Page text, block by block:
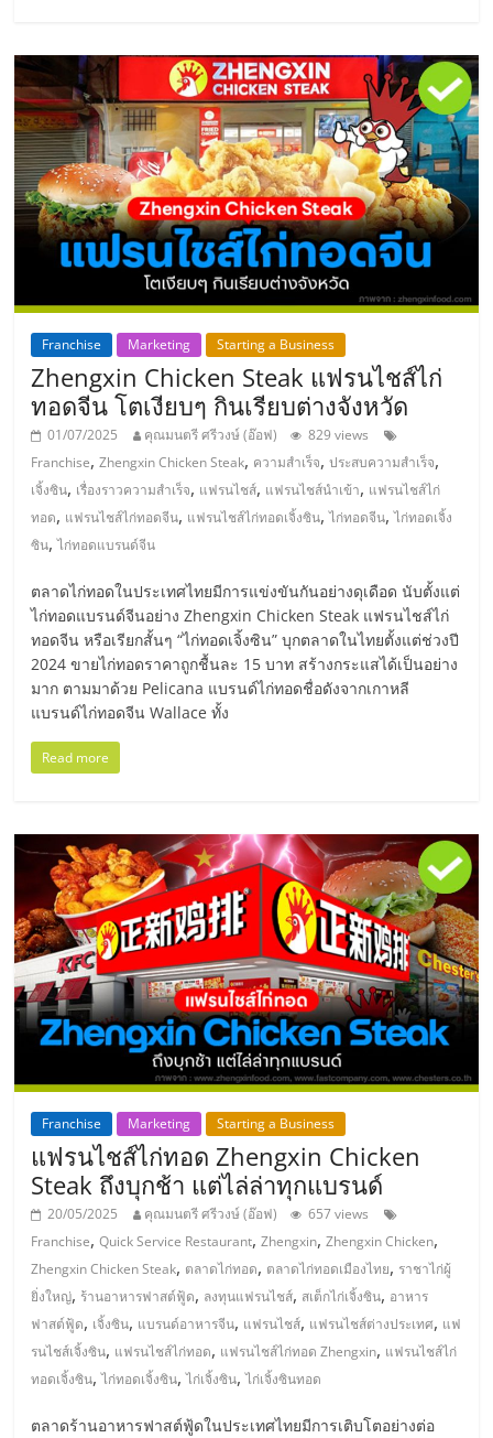
ไชส์,
ที่
ปรึกษา
แฟ
รน
ไชส์,
รวม
แฟ
รน
ไชส์
ขาย
แฟ
ไชส์
แฟ
รน
ไชส์
ขาย
หน้า
บ้าน
ลงทุน
น้อย
คืน
Franchise Marketing Starting a Business
Zhengxin Chicken Steak แฟรนไชส์ไก่
ทอดจีน โตเงียบๆ กินเรียบต่างจังหวัด
01/07/2025 คุณมนตรี ศรีวงษ์ (อ๊อฟ)
829 views
Franchise,Zhengxin Chicken Steak, ความสำเร็จ,ประสบความสำเร็จ,
เจิ้งซิน, เรื่องราวความสำเร็จ, แฟรนไชส์, แฟรนไชส์นำเข้า, แฟรนไชส์ไก่
ทอด, แฟรนไชส์ไก่ทอดจีน, แฟรนไชส์ไก่ทอดเจิ้งซิน,ไก่ทอดจีน,ไก่ทอดเจิ้ง
ซิน,ไก่ทอดแบรนด์จีน
ตลาดไก่ทอดในประเทศไทยมีการแข่งขันกันอย่างดุเดือด นับตั้งแต่
ไก่ทอดแบรนด์จีนอย่าง Zhengxin Chicken Steak แฟรนไชส์ไก่
ทอดจีน หรือเรียกสั้นๆ “ไก่ทอดเจิ้งซิน” บุกตลาดในไทยตั้งแต่ช่วงปี
2024 ขายไก่ทอดราคาถูกชื้นละ 15 บาท สร้างกระแสได้เป็นอย่าง
มาก ตามมาด้วย Pelicana แบรนด์ไก่ทอดชื่อดังจากเกาหลี
แบรนด์ไก่ทอดจีน Wallace ทั้ง
Read more
Franchise Marketing Starting a Business
แฟรนไชส์ไก่ทอด Zhengxin Chicken
Steak ถึงบุกช้า แต่ไล่ล่าทุกแบรนด์
20/05/2025 คุณมนตรี ศรีวงษ์ (อ๊อฟ)
657 views
Franchise,Quick Service Restaurant,Zhengxin,Zhengxin Chicken,
Zhengxin Chicken Steak, ตลาดไก่ทอด, ตลาดไก่ทอดเมืองไทย, ราชาไก่ผู้
ยิ่งใหญ่, ร้านอาหารฟาสต์ฟู้ด, ลงทุนแฟรนไชส์, สเต็กไก่เจิ้งซิน, อาหาร
ฟาสต์ฟู้ด, เจิ้งซิน, แบรนด์อาหารจีน, แฟรนไชส์, แฟรนไชส์ต่างประเทศ, แฟ
รนไชส์เจิ้งซิน, แฟรนไชส์ไก่ทอด, แฟรนไชส์ไก่ทอด Zhengxin, แฟรนไชส์ไก่
ทอดเจิ้งซิน,ไก่ทอดเจิ้งซิน,ไก่เจิ้งซิน,ไก่เจิ้งซินทอด
ตลาดร้านอาหารฟาสต์ฟู้ดในประเทศไทยมีการเติบโตอย่างต่อ